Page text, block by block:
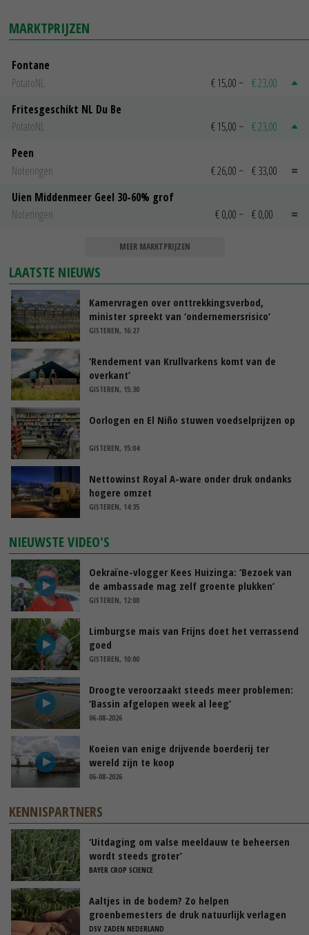
MARKTPRIJZEN
Fontane
PotatoNL
€ 15,00 ~ € 23,00
Fritesgeschikt NL Du Be
PotatoNL
€ 15,00 ~ € 23,00
Peen
Noteringen
€ 26,00 ~ € 33,00
Uien Middenmeer Geel 30-60% grof
Noteringen
€ 0,00 ~ € 0,00
MEER MARKTPRIJZEN
LAATSTE NIEUWS
Kamervragen over onttrekkingsverbod,
minister spreekt van ‘ondernemersrisico’
GISTEREN, 16:27
‘Rendement van Krullvarkens komt van de
overkant’
GISTEREN, 15:30
Oorlogen en El Niño stuwen voedselprijzen op
GISTEREN, 15:04
Nettowinst Royal A-ware onder druk ondanks
hogere omzet
GISTEREN, 14:35
NIEUWSTE VIDEO'S
Oekraïne-vlogger Kees Huizinga: ‘Bezoek van
de ambassade mag zelf groente plukken’
GISTEREN, 12:00
Limburgse mais van Frijns doet het verrassend
goed
GISTEREN, 10:00
Droogte veroorzaakt steeds meer problemen:
‘Bassin afgelopen week al leeg’
06-08-2026
Koeien van enige drijvende boerderij ter
wereld zijn te koop
06-08-2026
KENNISPARTNERS
‘Uitdaging om valse meeldauw te beheersen
wordt steeds groter’
BAYER CROP SCIENCE
Aaltjes in de bodem? Zo helpen
groenbemesters de druk natuurlijk verlagen
DSV ZADEN NEDERLAND